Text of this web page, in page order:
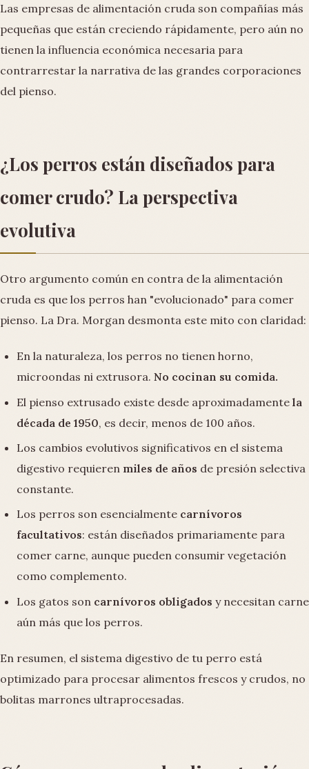
Las empresas de alimentación cruda son compañías más
pequeñas que están creciendo rápidamente, pero aún no
tienen la influencia económica necesaria para
contrarrestar la narrativa de las grandes corporaciones
del pienso.
¿Los perros están diseñados para
comer crudo? La perspectiva
evolutiva
Otro argumento común en contra de la alimentación
cruda es que los perros han "evolucionado" para comer
pienso. La Dra. Morgan desmonta este mito con claridad:
En la naturaleza, los perros no tienen horno,
microondas ni extrusora. No cocinan su comida.
El pienso extrusado existe desde aproximadamente la
década de 1950, es decir, menos de 100 años.
Los cambios evolutivos significativos en el sistema
digestivo requieren miles de años de presión selectiva
constante.
Los perros son esencialmente carnívoros
facultativos: están diseñados primariamente para
comer carne, aunque pueden consumir vegetación
como complemento.
Los gatos son carnívoros obligados y necesitan carne
aún más que los perros.
En resumen, el sistema digestivo de tu perro está
optimizado para procesar alimentos frescos y crudos, no
bolitas marrones ultraprocesadas.